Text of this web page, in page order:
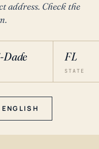
address. Check the
FL
STATE
ENGLISH